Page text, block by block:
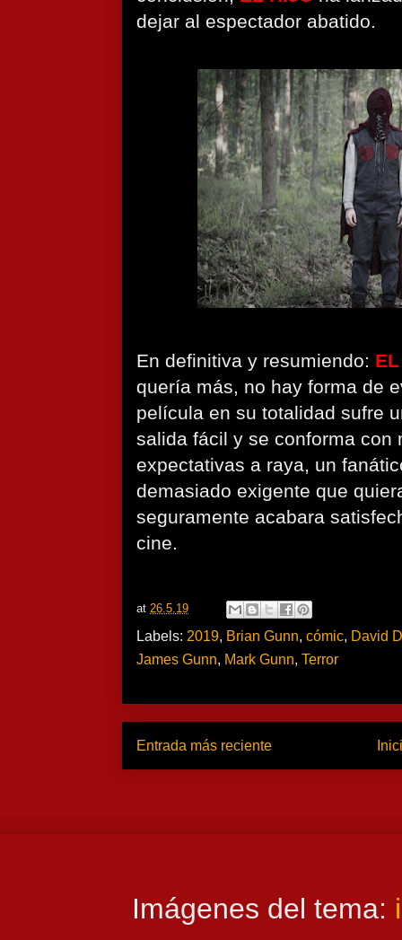
dejar al espectador abatido.
En definitiva y resumiendo:
quería más, no hay forma de
película en su totalidad sufre
salida fácil y se conforma con
expectativas a raya, un
demasiado exigente que
seguramente acabara
cine.
at 26.5.19
Labels: 2019, Brian Gunn, cómic, David
James Gunn, Mark Gunn, Terror
Entrada más reciente
Imágenes del tema: